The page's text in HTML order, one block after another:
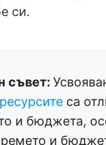
си.
съвет:
са
и бюджета,
и